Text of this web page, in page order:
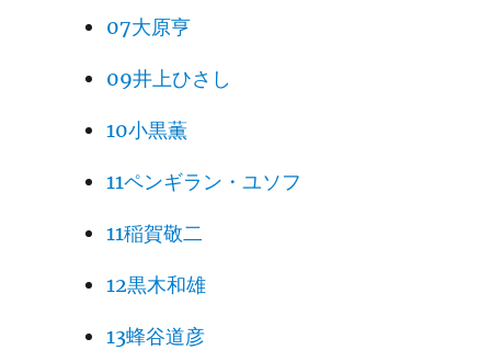
07大原亨
09井上ひさし
10小黒薫
11ペンギラン・ユソフ
11稲賀敬二
12黒木和雄
13蜂谷道彦